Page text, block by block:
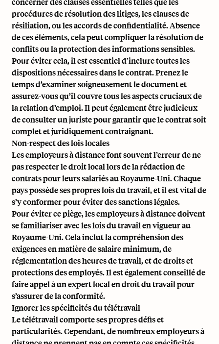
procédures de résolution des litiges, les clauses de
résiliation, ou les accords de confidentialité. Absence
de ces éléments, cela peut compliquer la résolution de
conflits ou la protection des informations sensibles.
Pour éviter cela, il est essentiel d’inclure toutes les
dispositions nécessaires dans le contrat. Prenez le
temps d’examiner soigneusement le document et
assurez-vous qu’il couvre tous les aspects cruciaux de
la relation d’emploi. Il peut également être judicieux
de consulter un juriste pour garantir que le contrat soit
complet et juridiquement contraignant.
Non-respect des lois locales
Les employeurs à distance font souvent l’erreur de ne
pas respecter le droit local lors de la rédaction de
contrats pour leurs salariés au Royaume-Uni. Chaque
pays possède ses propres lois du travail, et il est vital de
s’y conformer pour éviter des sanctions légales.
Pour éviter ce piège, les employeurs à distance doivent
se familiariser avec les lois du travail en vigueur au
Royaume-Uni. Cela inclut la compréhension des
exigences en matière de salaire minimum, de
réglementation des heures de travail, et de droits et
protections des employés. Il est également conseillé de
faire appel à un expert local en droit du travail pour
s’assurer de la conformité.
Ignorer les spécificités du télétravail
Le télétravail comporte ses propres défis et
particularités. Cependant, de nombreux employeurs à